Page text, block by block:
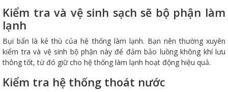
Kiểm tra và vệ sinh sạch sẽ bộ phận làm
lạnh
Bụi bẩn là kẻ thù của hệ thống làm lạnh. Bạn nên thường xuyên
kiểm tra và vệ sinh bộ phận này để đảm bảo luồng không khí lưu
thông tốt, từ đó giữ cho hệ thống làm lạnh hoạt động hiệu quả.
Kiểm tra hệ thống thoát nước